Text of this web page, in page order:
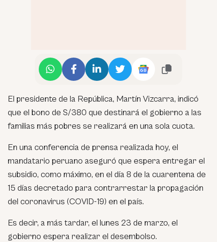
El presidente de la República, Martín Vizcarra, indicó
que el bono de S/380 que destinará el gobierno a las
familias más pobres se realizará en una sola cuota.
En una conferencia de prensa realizada hoy, el
mandatario peruano aseguró que espera entregar el
subsidio, como máximo, en el día 8 de la cuarentena de
15 días decretado para contrarrestar la propagación
del coronavirus (COVID-19) en el país.
Es decir, a más tardar, el lunes 23 de marzo, el
gobierno espera realizar el desembolso.